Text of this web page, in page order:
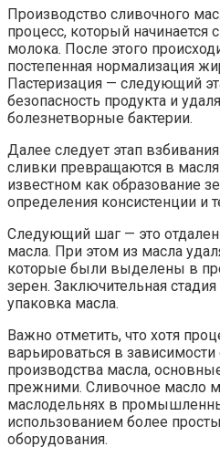
Производство сливочного
процесс, который начинается
молока. После этого
постепенная нормализация
Пастеризация — следующий
безопасность продукта и
болезнетворные бактерии.
Далее следует этап
сливки превращаются в
известном как образование
определения консистенции и
Следующий шаг — это
масла. При этом из масла
которые были выделены в
зерен. Заключительная
упаковка масла.
Важно отметить, что хотя
варьироваться в зависимости
производства масла,
прежними. Сливочное масло
маслодельнях в
использованием более
оборудования.